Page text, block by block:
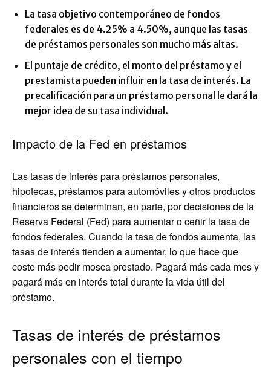
La tasa objetivo contemporáneo de fondos
federales es de 4.25% a 4.50%, aunque las tasas
de préstamos personales son mucho más altas.
El puntaje de crédito, el monto del préstamo y el
prestamista pueden influir en la tasa de interés. La
precalificación para un préstamo personal le dará la
mejor idea de su tasa individual.
Impacto de la Fed en préstamos
Las tasas de interés para préstamos personales,
hipotecas, préstamos para automóviles y otros productos
financieros se determinan, en parte, por decisiones de la
Reserva Federal (Fed) para aumentar o ceñir la tasa de
fondos federales. Cuando la tasa de fondos aumenta, las
tasas de interés tienden a aumentar, lo que hace que
coste más pedir mosca prestado. Pagará más cada mes y
pagará más en interés total durante la vida útil del
préstamo.
Tasas de interés de préstamos
personales con el tiempo